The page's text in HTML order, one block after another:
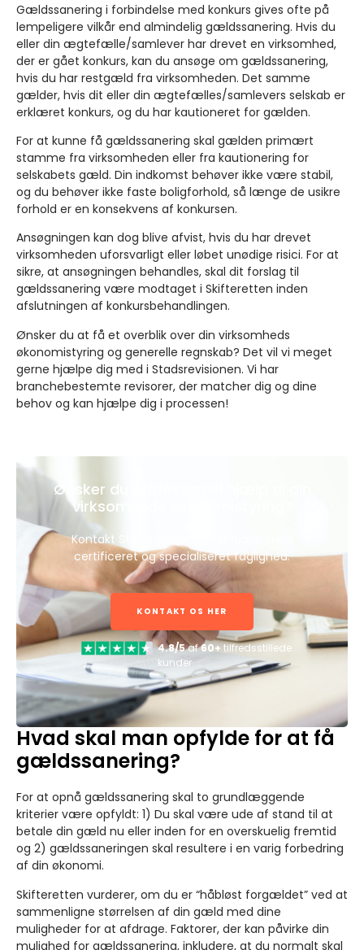
Gældssanering i forbindelse med konkurs gives ofte på
lempeligere vilkår end almindelig gældssanering. Hvis du
eller din ægtefælle/samlever har drevet en virksomhed,
der er gået konkurs, kan du ansøge om gældssanering,
hvis du har restgæld fra virksomheden. Det samme
gælder, hvis dit eller din ægtefælles/samlevers selskab er
erklæret konkurs, og du har kautioneret for gælden.
For at kunne få gældssanering skal gælden primært
stamme fra virksomheden eller fra kautionering for
selskabets gæld. Din indkomst behøver ikke være stabil,
og du behøver ikke faste boligforhold, så længe de usikre
forhold er en konsekvens af konkursen.
Ansøgningen kan dog blive afvist, hvis du har drevet
virksomheden uforsvarligt eller løbet unødige risici. For at
sikre, at ansøgningen behandles, skal dit forslag til
gældssanering være modtaget i Skifteretten inden
afslutningen af konkursbehandlingen.
Ønsker du at få et overblik over din virksomheds
økonomistyring og generelle regnskab? Det vil vi meget
gerne hjælpe dig med i Stadsrevisionen. Vi har
branchebestemte revisorer, der matcher dig og dine
behov og kan hjælpe dig i processen!
Ønsker du professionel hjælp til din
virksomheds økonomistyring?
Kontakt Stadsrevisionen for hjælp med
certificeret og specialiseret faglighed.
KONTAKT OS HER
4.8/5af60+tilfredsstillede
kunder
Hvad skal man opfylde for at få
gældssanering?
For at opnå gældssanering skal to grundlæggende
kriterier være opfyldt: 1) Du skal være ude af stand til at
betale din gæld nu eller inden for en overskuelig fremtid
og 2) gældssaneringen skal resultere i en varig forbedring
af din økonomi.
Skifteretten vurderer, om du er “håbløst forgældet” ved at
sammenligne størrelsen af din gæld med dine
muligheder for at afdrage. Faktorer, der kan påvirke din
mulighed for gældssanering, inkludere, at du normalt skal